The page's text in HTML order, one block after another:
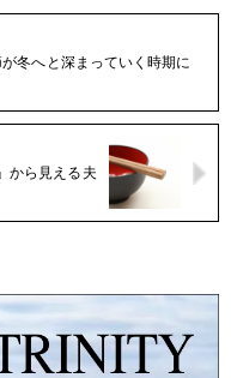
冬へと深まっていく時期に
から見える夫